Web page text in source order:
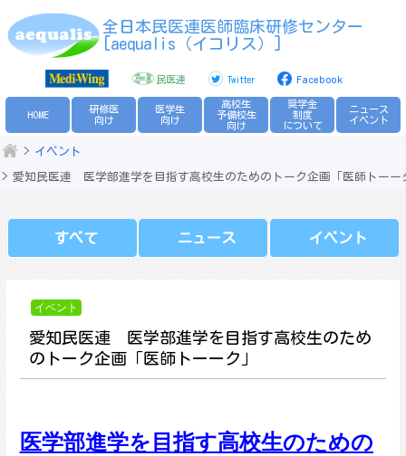
to
全日本民医連医師臨床研修センター
[aequalis（イコリス）]
民医連 Twitter Facebook
HOME
研修医
向け
医学生
向け
高校生
予備校生
向け
奨学金
制度
について
ニュース
イベント
イベント
愛知民医連 医学部進学を目指す高校生のためのトーク企画「医師トーー
すべて ニュース イベント
イベント
愛知民医連 医学部進学を目指す高校生のため
のトーク企画「医師トーーク」
医学部進学を目指す高校生のための